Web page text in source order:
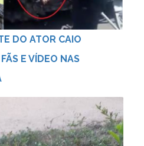
DO ATOR CAIO
E VÍDEO NAS